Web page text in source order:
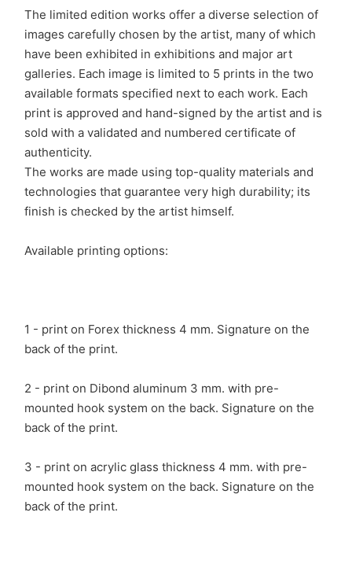
The limited edition works offer a diverse selection of
images carefully chosen by the artist, many of which
have been exhibited in exhibitions and major art
galleries. Each image is limited to 5 prints in the two
available formats specified next to each work. Each
print is approved and hand-signed by the artist and is
sold with a validated and numbered certificate of
authenticity.
The works are made using top-quality materials and
technologies that guarantee very high durability; its
finish is checked by the artist himself.
Available printing options:
1 - print on Forex thickness 4 mm. Signature on the
back of the print.
2 - print on Dibond aluminum 3 mm. with pre-
mounted hook system on the back. Signature on the
back of the print.
3 - print on acrylic glass thickness 4 mm. with pre-
mounted hook system on the back. Signature on the
back of the print.